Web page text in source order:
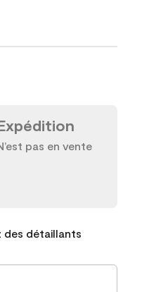
pas en vente
des détaillants